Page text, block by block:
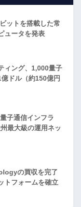
ットを搭載した常
ュータを発表
ィング、1,000量子
ドル（約150億円
子通信インフラ
最大級の運用ネッ
の買収を完了
トフォームを確立